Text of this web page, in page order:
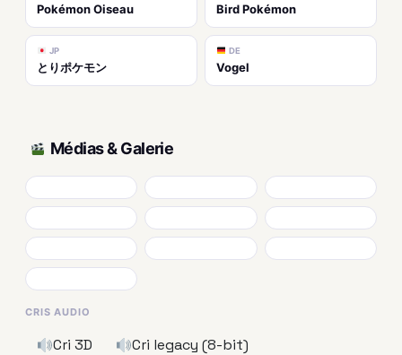
Pokémon Oiseau Bird Pokémon
JP
とりポケモン
DE
Vogel
Médias & Galerie
CRIS AUDIO
Cri 3D Cri legacy (8-bit)